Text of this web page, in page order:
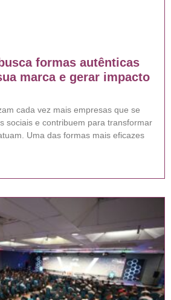
formas autênticas
marca e gerar impacto
cada vez mais empresas que se
sociais e contribuem para transformar
Uma das formas mais eficazes